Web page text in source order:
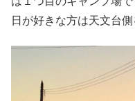
日が好きな方は天文台